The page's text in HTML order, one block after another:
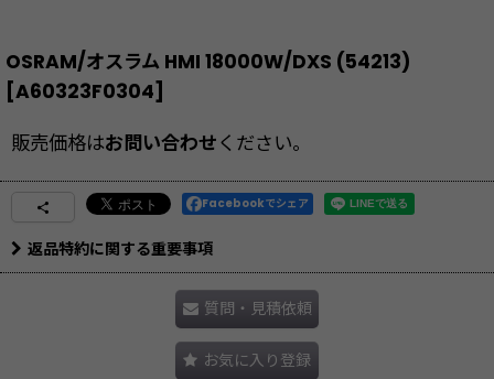
OSRAM/オスラム HMI 18000W/DXS (54213)
[A60323F0304]
販売価格はお問い合わせください。
Facebookでシェア
返品特約に関する重要事項
質問・見積依頼
お気に入り登録